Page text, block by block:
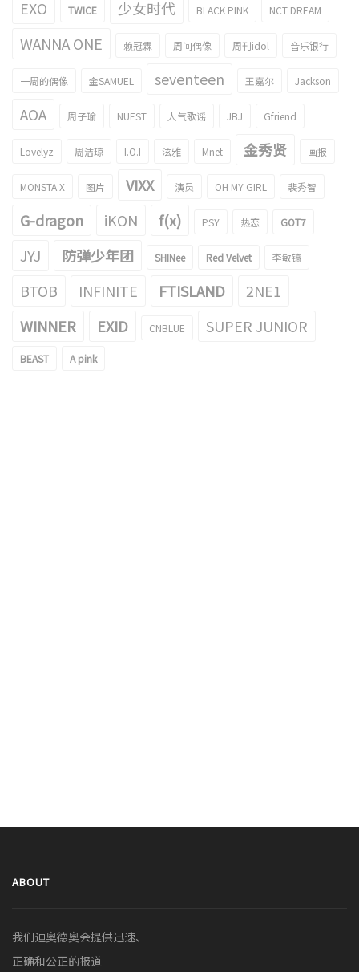
EXO TWICE 少女时代 BLACK PINK NCT DREAM
WANNA ONE 赖冠霖 周间偶像 周刊idol 音乐银行
一周的偶像 金SAMUEL seventeen 王嘉尔 Jackson
AOA 周子瑜 NUEST 人气歌谣 JBJ Gfriend
Lovelyz 周洁琼 I.O.I 泫雅 Mnet 金秀贤 画报
MONSTA X 图片 VIXX 演员 OH MY GIRL 裴秀智
G-dragon iKON f(x) PSY 热恋 GOT7
JYJ 防弹少年团 SHINee Red Velvet 李敏镐
BTOB INFINITE FTISLAND
2NE1
WINNER
EXID CNBLUE SUPER JUNIOR
BEAST A pink
ABOUT
我们迪奥德奥会提供迅速、
正确和公正的报道